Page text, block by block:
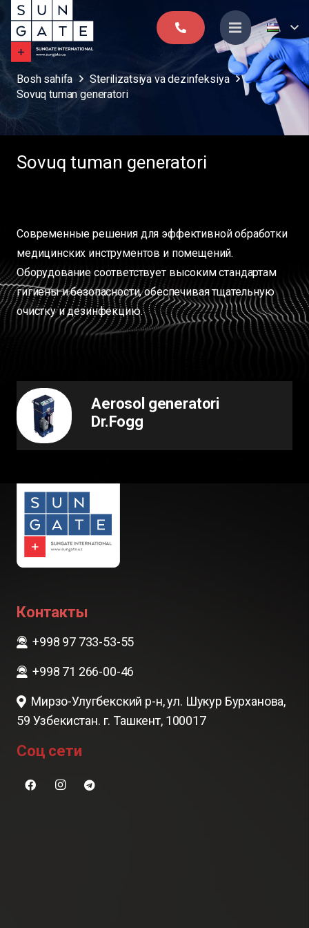
Bosh sahifa
Sterilizatsiya va dezinfeksiya
Sovuq tuman generatori
Sovuq tuman generatori
Современные решения для эффективной обработки
медицинских инструментов и помещений.
Оборудование соответствует высоким стандартам
гигиены и безопасности, обеспечивая тщательную
очистку и дезинфекцию.
Aerosol generatori
Dr.Fogg
Контакты
+998 97 733-53-55
+998 71 266-00-46
Мирзо-Улугбекский р-н, ул. Шукур Бурханова,
59 Узбекистан. г. Ташкент, 100017
Соц сети